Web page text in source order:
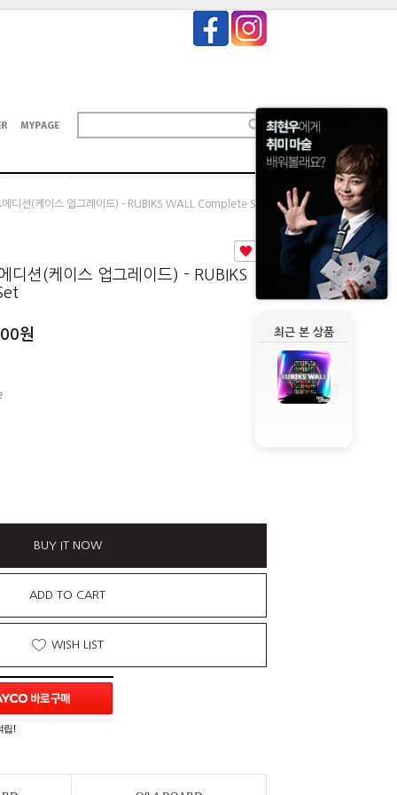
최근 본 상품
에디션(케이스 업그레이드) - RUBIKS WALL Complete Set
디션(케이스 업그레이드) - RUBIKS
원
BUY IT NOW
ADD TO CART
WISH LIST
립!